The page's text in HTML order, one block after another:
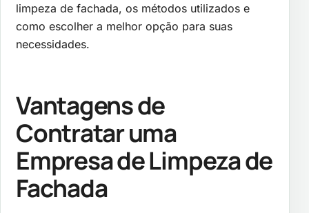
limpeza de fachada, os métodos utilizados e
como escolher a melhor opção para suas
necessidades.
Vantagens de
Contratar uma
Empresa de Limpeza de
Fachada